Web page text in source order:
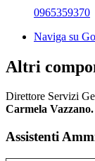
0965359370
Naviga su
Altri
Direttore Servizi
Carmela Vazzano.
Assistenti